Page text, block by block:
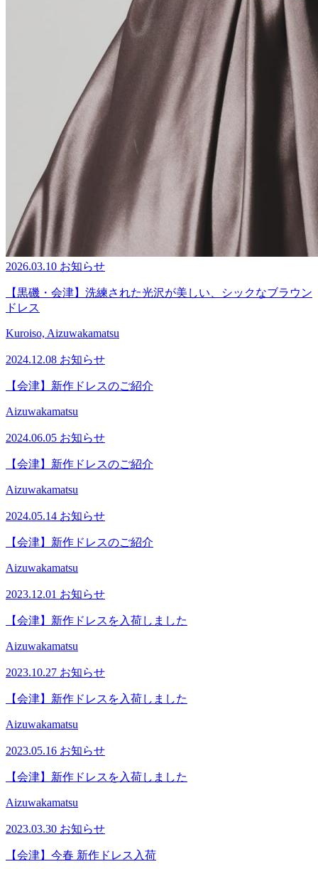
2026.03.10 お知らせ
【黒磯・会津】洗練された光沢が美しい、シックなブラウン
ドレス
Kuroiso, Aizuwakamatsu
2024.12.08 お知らせ
【会津】新作ドレスのご紹介
Aizuwakamatsu
2024.06.05 お知らせ
【会津】新作ドレスのご紹介
Aizuwakamatsu
2024.05.14 お知らせ
【会津】新作ドレスのご紹介
Aizuwakamatsu
2023.12.01 お知らせ
【会津】新作ドレスを入荷しました
Aizuwakamatsu
2023.10.27 お知らせ
【会津】新作ドレスを入荷しました
Aizuwakamatsu
2023.05.16 お知らせ
【会津】新作ドレスを入荷しました
Aizuwakamatsu
2023.03.30 お知らせ
【会津】今春 新作ドレス入荷